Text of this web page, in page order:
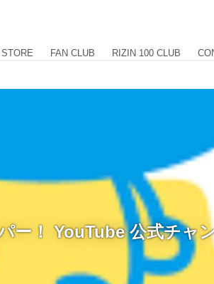
FAN CLUB RIZIN 100 CLUB
ー！ YouTube 公式チャ